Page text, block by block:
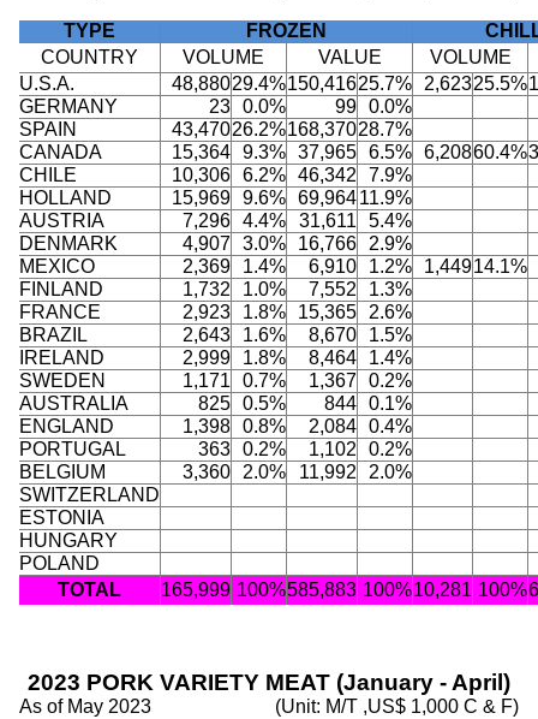
TYPE FROZEN
COUNTRY
VOLUME VALUE
VOLUME
U.S.A.
48,88029.4%150,41625.7% 2,62325.5%
GERMANY
23 0.0% 99 0.0%
SPAIN
43,47026.2%168,37028.7%
CANADA
15,364 9.3% 37,965 6.5% 6,20860.4%
CHILE
10,306 6.2% 46,342
7.9%
HOLLAND
15,969 9.6% 69,96411.9%
AUSTRIA
7,296 4.4% 31,611
5.4%
DENMARK
4,907 3.0% 16,766
2.9%
MEXICO
2,369 1.4% 6,910 1.2% 1,44914.1%
FINLAND
1,732 1.0% 7,552
1.3%
FRANCE
2,923 1.8% 15,365
2.6%
BRAZIL
2,643 1.6% 8,670
1.5%
IRELAND
2,999 1.8% 8,464
1.4%
SWEDEN
1,171 0.7% 1,367 0.2%
AUSTRALIA
825 0.5% 844 0.1%
ENGLAND
1,398 0.8% 2,084 0.4%
PORTUGAL
363 0.2% 1,102
0.2%
BELGIUM
3,360 2.0% 11,992
2.0%
SWITZERLAND
ESTONIA
HUNGARY
POLAND
TOTAL
165,999 100%585,883 100%10,281 100%
2023 PORK VARIETY MEAT (January - April)
As of May 2023 (Unit: M/T ,US$ 1,000 C & F)